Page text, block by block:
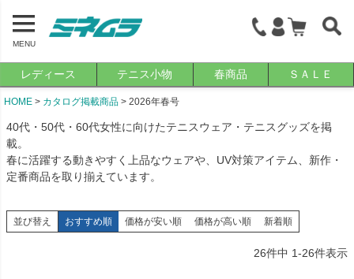
MENU
レディース テニス小物 春商品 ＳＡＬＥ
HOME カタログ掲載商品 2026年春号
40代・50代・60代女性に向けたテニスウェア・テニスグッズを掲
載。
春に活躍する動きやすく上品なウェアや、UV対策アイテム、新作・
定番商品を取り揃えています。
並び替え おすすめ順 価格が安い順 価格が高い順 新着順
26件中 1-26件表示